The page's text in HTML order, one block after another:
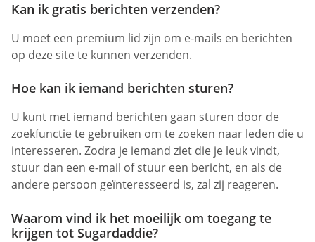
Kan ik gratis berichten verzenden?
U moet een premium lid zijn om e-mails en berichten
op deze site te kunnen verzenden.
Hoe kan ik iemand berichten sturen?
U kunt met iemand berichten gaan sturen door de
zoekfunctie te gebruiken om te zoeken naar leden die u
interesseren. Zodra je iemand ziet die je leuk vindt,
stuur dan een e-mail of stuur een bericht, en als de
andere persoon geïnteresseerd is, zal zij reageren.
Waarom vind ik het moeilijk om toegang te
krijgen tot Sugardaddie?